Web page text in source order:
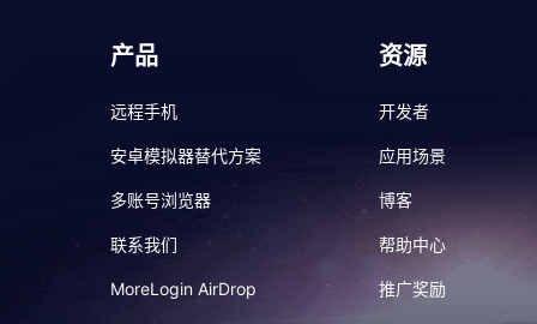
产品
远程手机
安卓模拟器替代方案
多账号浏览器
联系我们
MoreLogin AirDrop
资源
开发者
应用场景
博客
帮助中心
推广奖励